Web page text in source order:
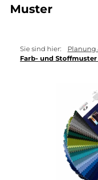
Muster
Sie sind hier:
Planung
Farb- und